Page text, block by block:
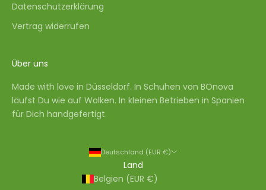
Datenschutzerklärung
Vertrag widerrufen
Über uns
Made with love in Düsseldorf. In Schuhen von BOnova
läufst Du wie auf Wolken. In kleinen Betrieben in Spanien
für Dich handgefertigt.
Deutschland (EUR €)
Land
Belgien (EUR €)